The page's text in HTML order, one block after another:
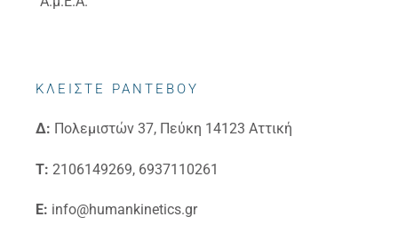
ΚΛΕΙΣΤΕ ΡΑΝΤΕΒΟΥ
Δ: Πολεμιστών 37, Πεύκη 14123 Αττική
Τ: 2106149269, 6937110261
E: info@humankinetics.gr